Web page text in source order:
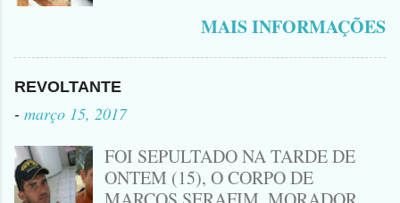
CINQUENTINHA SHINERAY E UM
VEÍCULO MONTANA, TRAGÉDIA
ACONTECEU AGORA A TARDE
PRÓXIMO A ENTRADA DE LAGOA
DA CRUZ, A VÍTIMA CONHECIDA
NO LOCAL... ZÉ DO RÁDIO COMO
ERA CONHECIDO TRABALHAVA
HÁ MUITOS ANOS COM
MAIS INFORMAÇÕES
REVOLTANTE
- março 15, 2017
FOI SEPULTADO NA TARDE DE
ONTEM (15), O CORPO DE